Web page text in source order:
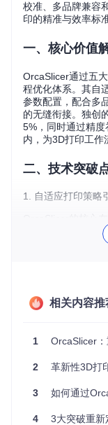
校准、多品牌兼容
印的精准与效率标准
一、核心价值
OrcaSlicer通过五
程优化体系。其自
参数配置，配合多
的无缝衔接。独创
5%，同时通过精
内，为3D打印工作
二、技术突破
1. 自适应打印策略
征实时调整打印参
解为可优化的打印
印顺序优化选项，
Sandwich模式工作
1. 外层优先打印技
2. 内壁填充采用交
3. 顶部表面采用自
2. 全维度运动控制
相关内容推
1 OrcaSlicer
2 革新性3D打印
3 如何通过OrcaSlicer
4 3大突破重新